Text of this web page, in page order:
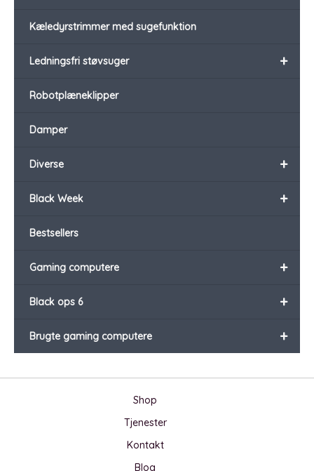
Kæledyrstrimmer med sugefunktion
+
Ledningsfri støvsuger
Robotplæneklipper
Damper
+
Diverse
+
Black Week
Bestsellers
+
Gaming computere
+
Black ops 6
+
Brugte gaming computere
Shop
Tjenester
Kontakt
Blog